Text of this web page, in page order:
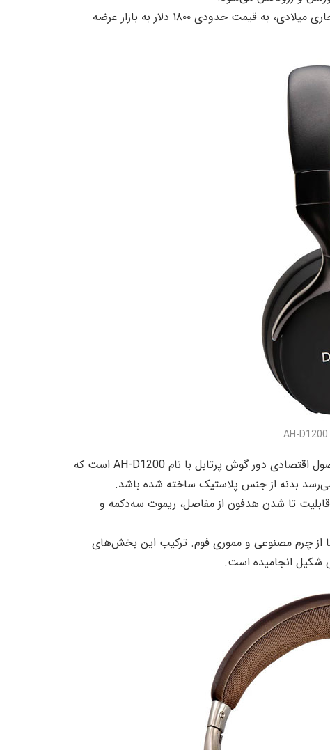
AH-D9200، که در خود ژاپن تولید می‌شود، در ماه اکتبر سال جاری میلادی، به قیمت حدودی ۱۸۰۰ دلار به بازار عرضه
دومین مدل که اندکی پیش‌تر از D9200 معرفی شده، یک محصول اقتصادی دور گوش پرتابل با نام AH-D1200 است که
می‌رسد بدنه از جنس پلاستیک ساخته شده باشد.
تا شدن هدفون از مفاصل، ریموت‌ سه‌دکمه و
از چرم مصنوعی و مموری فوم. ترکیب این بخش‌های
شکیل انجامیده است.